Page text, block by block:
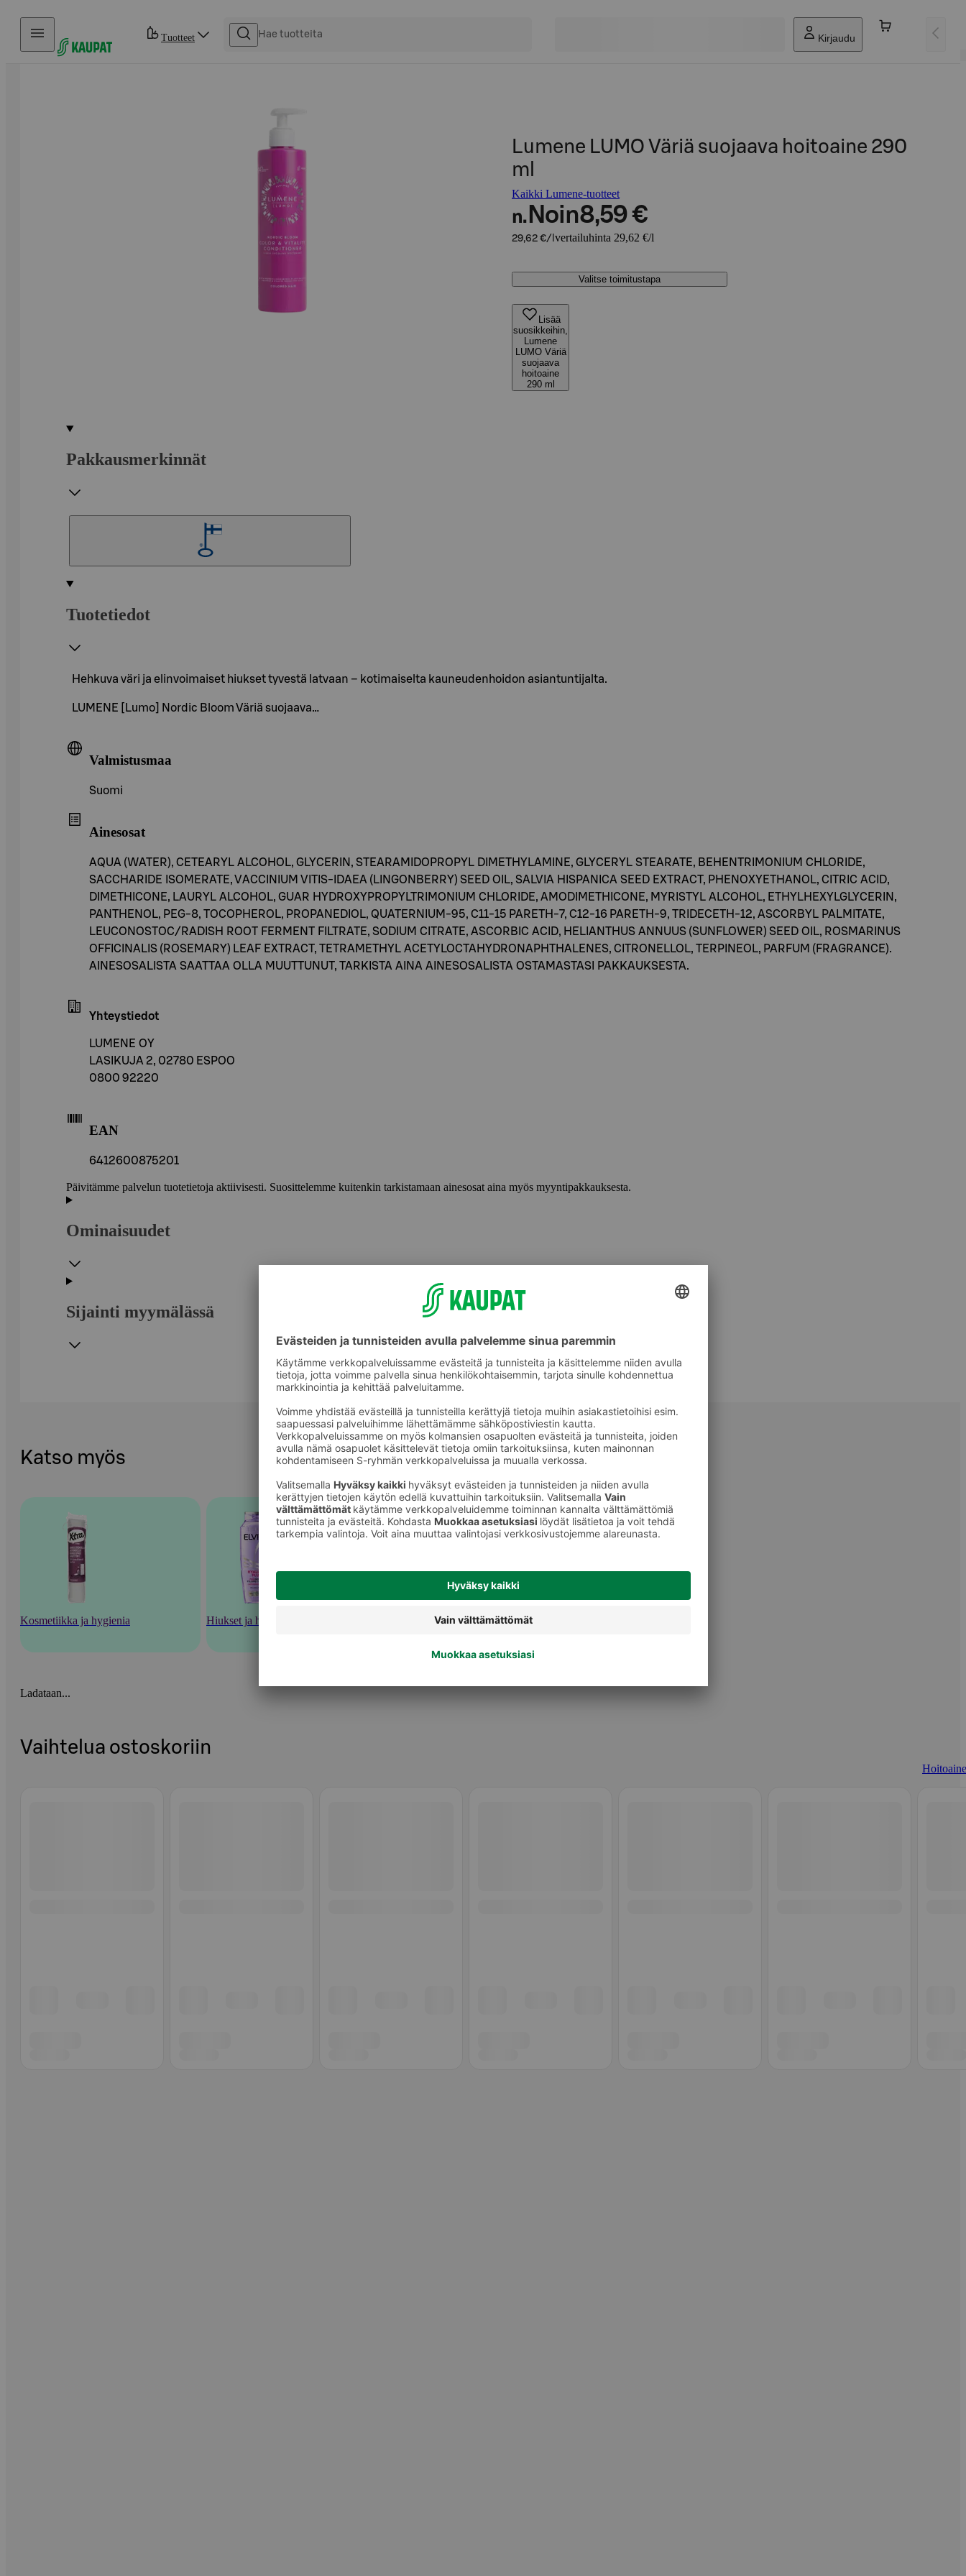
Hyppää sisältöön
Tuotteet Kirjaudu
Lumene LUMO Väriä suojaava hoitoaine 290
ml
Kaikki Lumene-tuotteet
n. Noin8,59 €
29,62 €/l vertailuhinta 29,62 €/l
Valitse toimitustapa
Lisää
suosikkeihin,
Lumene
LUMO Väriä
suojaava
hoitoaine
290 ml
Pakkausmerkinnät
Tuotetiedot
Hehkuva väri ja elinvoimaiset hiukset tyvestä latvaan – kotimaiselta kauneudenhoidon asiantuntijalta.
LUMENE [Lumo] Nordic Bloom Väriä suojaava…
Valmistusmaa
Suomi
Ainesosat
AQUA (WATER), CETEARYL ALCOHOL, GLYCERIN, STEARAMIDOPROPYL DIMETHYLAMINE, GLYCERYL STEARATE, BEHENTRIMONIUM CHLORIDE,
SACCHARIDE ISOMERATE, VACCINIUM VITIS-IDAEA (LINGONBERRY) SEED OIL, SALVIA HISPANICA SEED EXTRACT, PHENOXYETHANOL, CITRIC ACID,
DIMETHICONE, LAURYL ALCOHOL, GUAR HYDROXYPROPYLTRIMONIUM CHLORIDE, AMODIMETHICONE, MYRISTYL ALCOHOL, ETHYLHEXYLGLYCERIN,
PANTHENOL, PEG-8, TOCOPHEROL, PROPANEDIOL, QUATERNIUM-95, C11-15 PARETH-7, C12-16 PARETH-9, TRIDECETH-12, ASCORBYL PALMITATE,
LEUCONOSTOC/RADISH ROOT FERMENT FILTRATE, SODIUM CITRATE, ASCORBIC ACID, HELIANTHUS ANNUUS (SUNFLOWER) SEED OIL, ROSMARINUS
OFFICINALIS (ROSEMARY) LEAF EXTRACT, TETRAMETHYL ACETYLOCTAHYDRONAPHTHALENES, CITRONELLOL, TERPINEOL, PARFUM (FRAGRANCE).
AINESOSALISTA SAATTAA OLLA MUUTTUNUT, TARKISTA AINA AINESOSALISTA OSTAMASTASI PAKKAUKSESTA.
Yhteystiedot
LUMENE OY
LASIKUJA 2, 02780 ESPOO
0800 92220
EAN
6412600875201
Päivitämme palvelun tuotetietoja aktiivisesti. Suosittelemme kuitenkin tarkistamaan ainesosat aina myös myyntipakkauksesta.
Ominaisuudet
Sijainti myymälässä
Katso myös
Kosmetiikka ja hygienia Hiukset ja hiustenhoito Hoitoaineet
Ladataan...
Vaihtelua ostoskoriin